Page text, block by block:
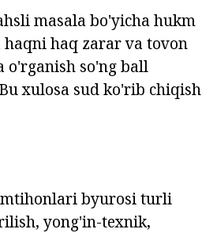
masala bo'yicha hukm
haq zarar va tovon
o'rganish so'ng ball
xulosa sud ko'rib chiqish
byurosi turli
yong'in-texnik,